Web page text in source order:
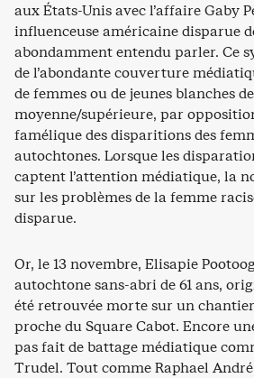
aux États-Unis avec l’affaire Gaby
influenceuse américaine disparue
abondamment entendu parler. Ce
de l’abondante couverture
de femmes ou de jeunes blanches
moyenne/supérieure, par
famélique des disparitions des
autochtones. Lorsque les
captent l’attention médiatique, la
sur les problèmes de la femme
disparue.
Or, le 13 novembre, Elisapie
autochtone sans-abri de 61 ans,
été retrouvée morte sur un
proche du Square Cabot. Encore
pas fait de battage médiatique
Trudel. Tout comme Raphael